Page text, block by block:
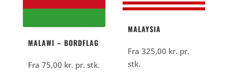
MALAWI – BORDFLAG
Fra 75,00 kr. pr. stk.
MALAYSIA
Fra325,00 kr. pr.
stk.